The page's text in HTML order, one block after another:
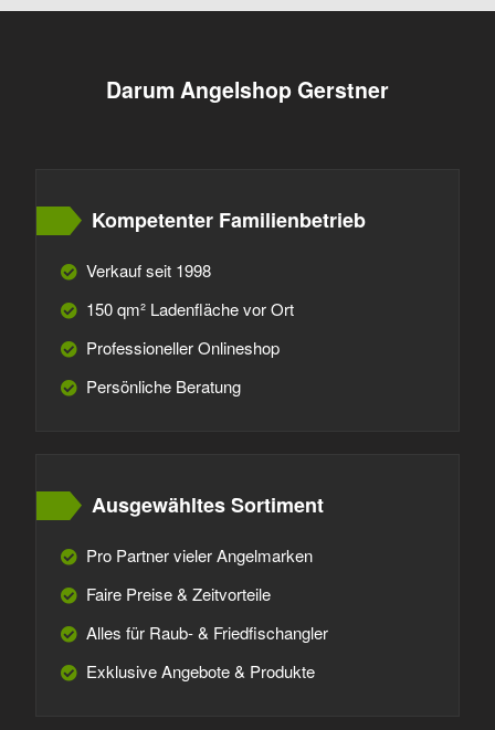
Darum Angelshop Gerstner
Kompetenter Familienbetrieb
Verkauf seit 1998
150 qm² Ladenfläche vor Ort
Professioneller Onlineshop
Persönliche Beratung
Ausgewähltes Sortiment
Pro Partner vieler Angelmarken
Faire Preise & Zeitvorteile
Alles für Raub- & Friedfischangler
Exklusive Angebote & Produkte